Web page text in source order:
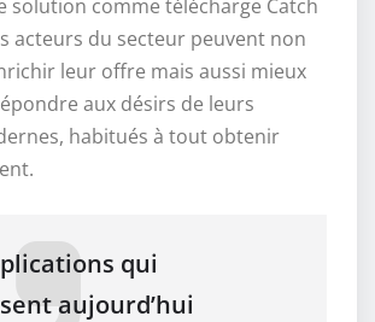
solution comme télécharge Catch
acteurs du secteur peuvent non
leur offre mais aussi mieux
aux désirs de leurs
habitués à tout obtenir
qui
aujourd’hui